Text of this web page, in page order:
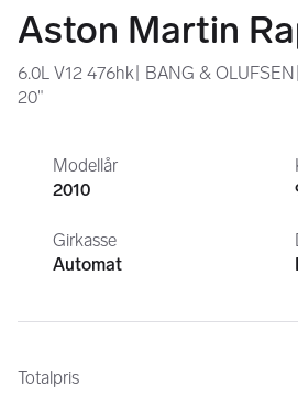
Aston Martin
6.0L V12 476hk| BANG &
20"
Modellår
2010
Girkasse
Automat
Totalpris